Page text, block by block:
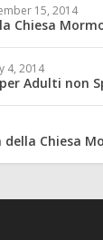
15, 2014
Chiesa
4, 2014
Adulti non
della Chiesa